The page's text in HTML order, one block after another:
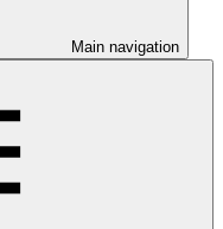
Main navigation